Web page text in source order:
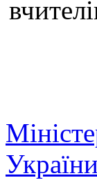
України